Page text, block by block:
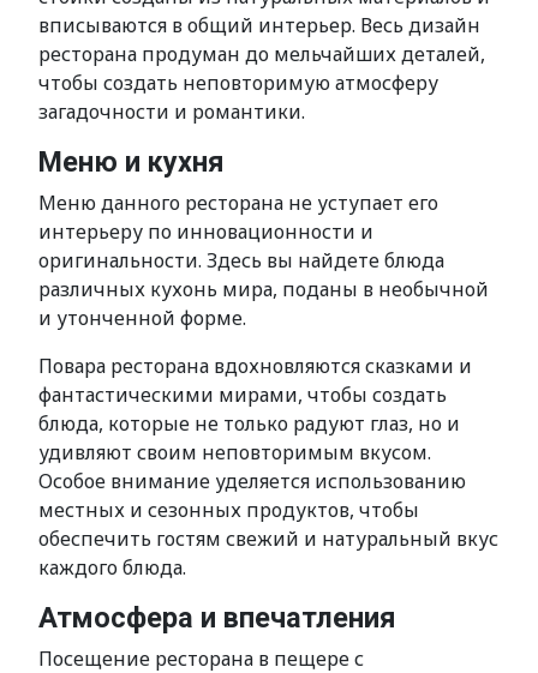
вписываются в общий интерьер. Весь дизайн
ресторана продуман до мельчайших деталей,
чтобы создать неповторимую атмосферу
загадочности и романтики.
Меню и кухня
Меню данного ресторана не уступает его
интерьеру по инновационности и
оригинальности. Здесь вы найдете блюда
различных кухонь мира, поданы в необычной
и утонченной форме.
Повара ресторана вдохновляются сказками и
фантастическими мирами, чтобы создать
блюда, которые не только радуют глаз, но и
удивляют своим неповторимым вкусом.
Особое внимание уделяется использованию
местных и сезонных продуктов, чтобы
обеспечить гостям свежий и натуральный вкус
каждого блюда.
Атмосфера и впечатления
Посещение ресторана в пещере с